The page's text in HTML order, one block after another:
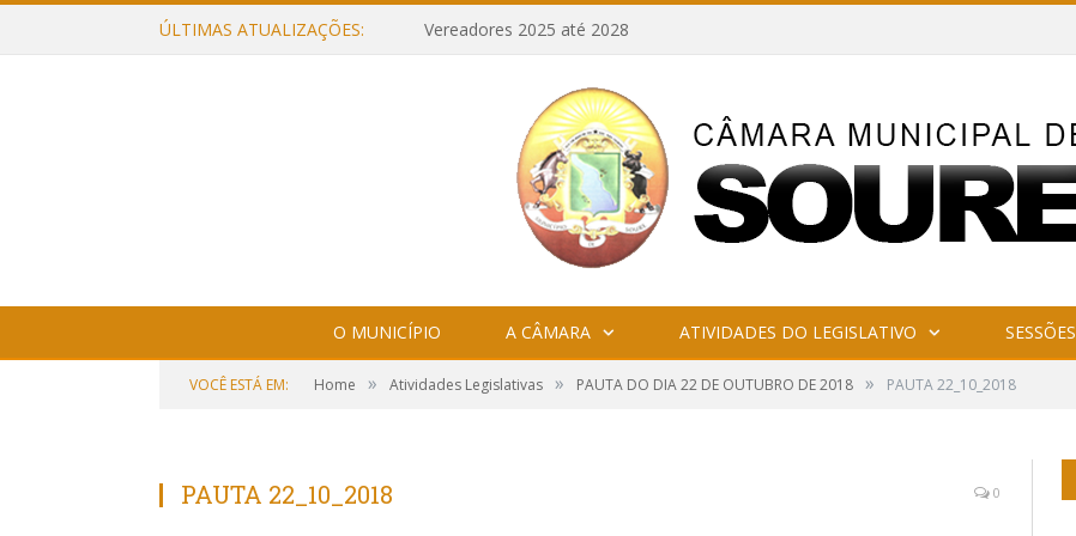
ÚLTIMAS ATUALIZAÇÕES: Vereadores 2025 até 2028
O MUNICÍPIO A CÂMARA ATIVIDADES DO LEGISLATIVO SESSÕES
VOCÊ ESTÁ EM: Home » Atividades Legislativas » PAUTA DO DIA 22 DE OUTUBRO DE 2018 » PAUTA 22_10_2018
PAUTA 22_10_2018 0